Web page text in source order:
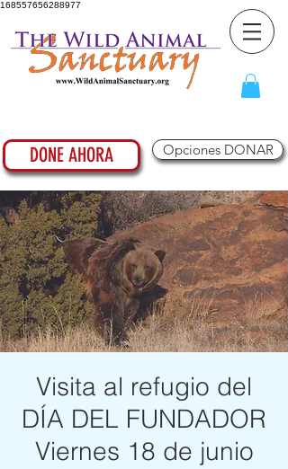
168557656288977
DONE AHORA Opciones DONAR
Visita al refugio del
DÍA DEL FUNDADOR
Viernes 18 de junio